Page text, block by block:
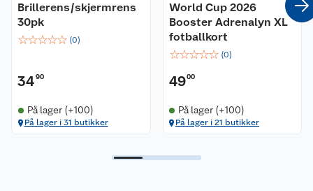
Brillerens/skjermrens
30pk
☆☆☆☆☆ (0)
3490
På lager (+100)
På lager i 31 butikker
World Cup 2026
Booster Adrenalyn XL
fotballkort
☆☆☆☆☆ (0)
4900
På lager (+100)
På lager i 21 butikker